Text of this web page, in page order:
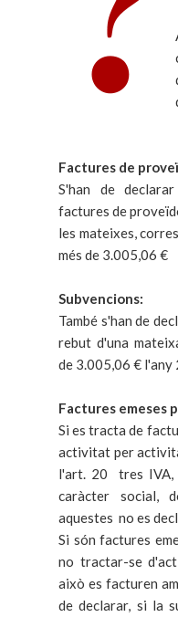
Factures de
S'han de
factures de
les mateixes,
més de 3.005,06 €
Subvencions:
També s'han de
rebut d'una
de 3.005,06 € l'any
Factures emeses
Si es tracta de
activitat per
l'art. 20 tres IVA,
caràcter social,
aquestes no es
Si són factures
no tractar-se
això es facturen
de declarar, si la